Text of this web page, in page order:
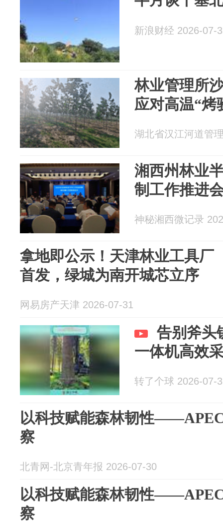
新浪财经 2026-07-
林业管理所
应对高温“烤
湖北省汉江河道管
湘西州林业
制工作推进
神秘湘西微记录
拿地即公示！天津林业工具厂
首发，绿城为南开城芯立序
网易房产天津 2026-07-31
告别斧头
一体机高效
转了个球 2026-07-
以科技赋能森林韧性
察
北青网-北京青年报 2026-07-30
以科技赋能森林韧性
察